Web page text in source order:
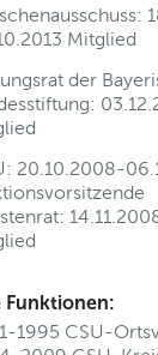
Mitglied
der
20.10.2008-
Funktionen:
1995 CSU-